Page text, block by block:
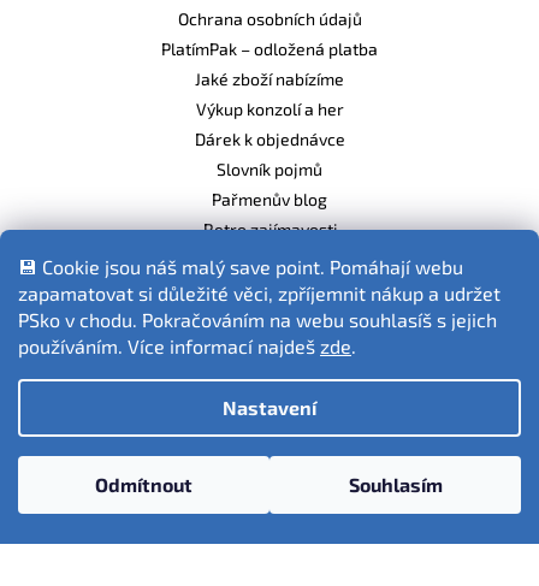
💾 Cookie jsou náš malý save point. Pomáhají webu
zapamatovat si důležité věci, zpříjemnit nákup a udržet
PSko v chodu. Pokračováním na webu souhlasíš s jejich
používáním. Více informací najdeš zde.
Nastavení
Odmítnout Souhlasím
Ochrana osobních údajů
PlatímPak – odložená platba
Jaké zboží nabízíme
Výkup konzolí a her
Dárek k objednávce
Slovník pojmů
Pařmenův blog
Retro zajímavosti
Balíme ekologicky
Fotografie produktů jsou ilustrativní.
Copyright 2026PSko.cz. Všechna práva vyhrazena.